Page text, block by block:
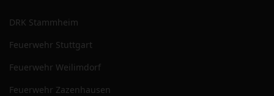
DRK Stammheim
Feuerwehr Stuttgart
Feuerwehr Weilimdorf
Feuerwehr Zazenhausen